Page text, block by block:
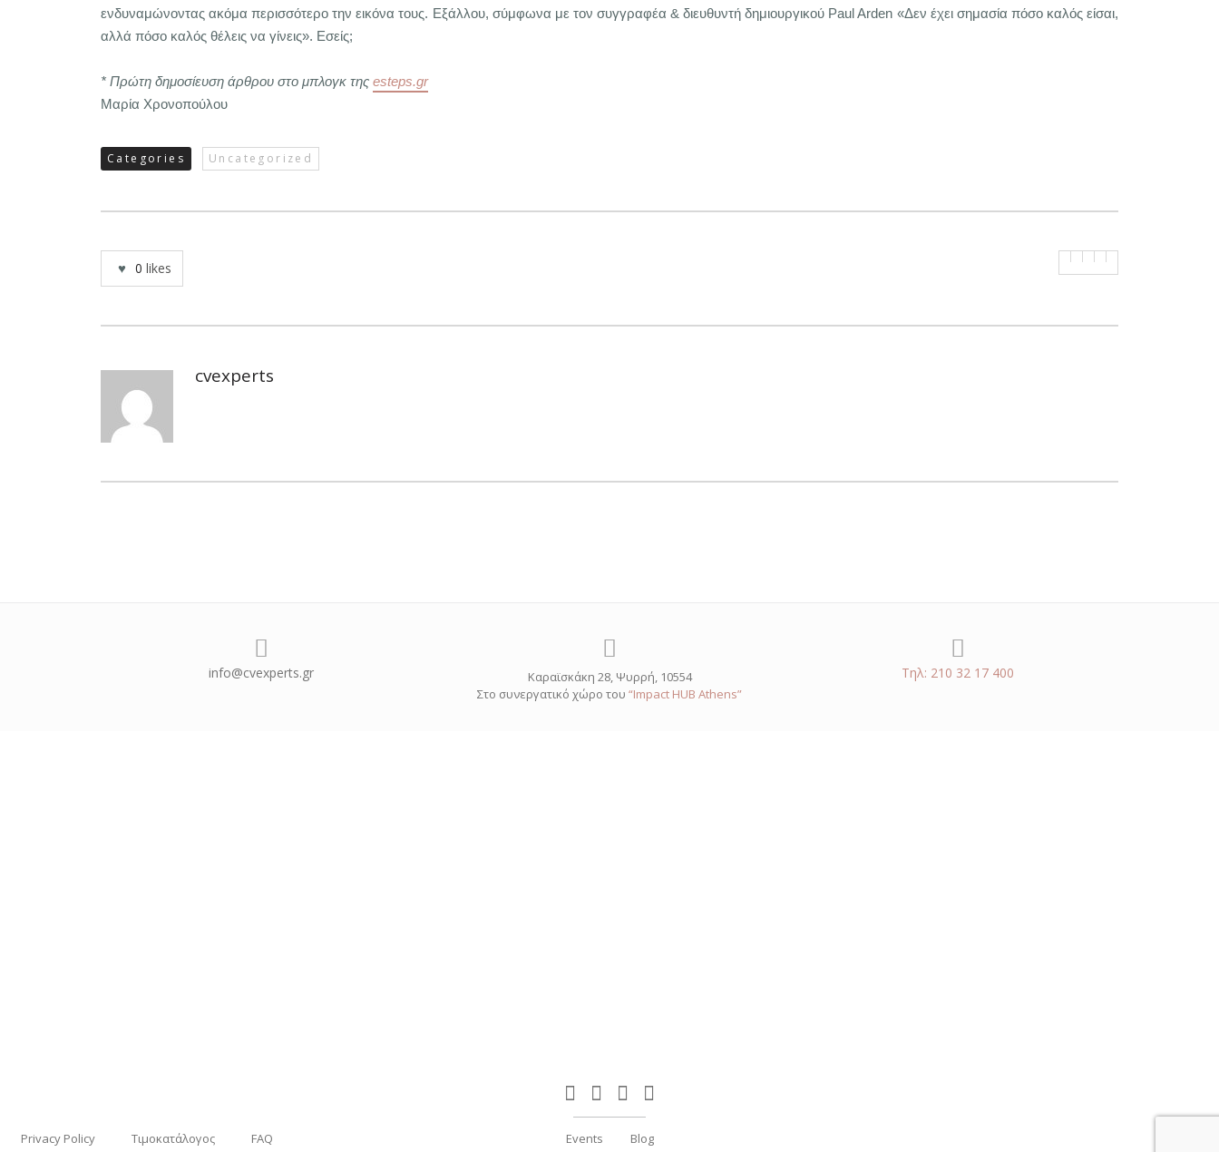
ενδυναμώνοντας ακόμα περισσότερο την εικόνα τους. Εξάλλου, σύμφωνα με τον συγγραφέα & διευθυντή δημιουργικού Paul Arden «Δεν έχει σημασία πόσο καλός είσαι,
αλλά πόσο καλός θέλεις να γίνεις». Εσείς;
* Πρώτη δημοσίευση άρθρου στο μπλογκ της esteps.gr
Μαρία Χρονοπούλου
Categories Uncategorized
0 likes
Author
cvexperts
info@cvexperts.gr
Καραϊσκάκη 28, Ψυρρή, 10554
Στο συνεργατικό χώρο του “Impact HUB Athens”
Τηλ: 210 32 17 400
Privacy Policy Τιμοκατάλογος FAQ Events Blog